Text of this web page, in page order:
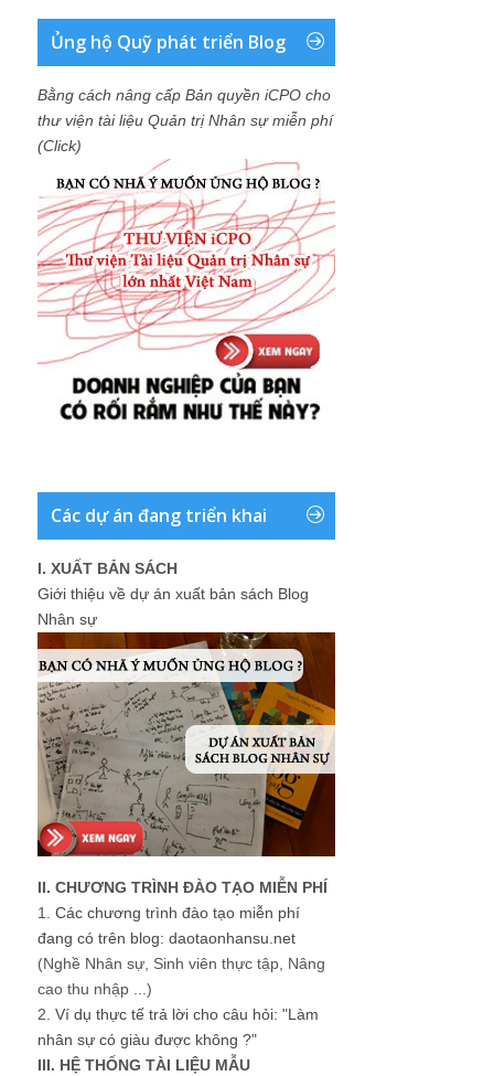
Ủng hộ Quỹ phát triển Blog
Bằng cách nâng cấp Bản quyền iCPO cho
thư viện tài liệu Quản trị Nhân sự miễn phí
(Click)
Các dự án đang triển khai
I. XUẤT BẢN SÁCH
Giới thiệu về dự án xuất bản sách Blog
Nhân sự
II. CHƯƠNG TRÌNH ĐÀO TẠO MIỄN PHÍ
1. Các chương trình đào tạo miễn phí
đang có trên blog: daotaonhansu.net
(Nghề Nhân sự, Sinh viên thực tập, Nâng
cao thu nhập ...)
2. Ví dụ thực tế trả lời cho câu hỏi: "Làm
nhân sự có giàu được không ?"
III. HỆ THỐNG TÀI LIỆU MẪU